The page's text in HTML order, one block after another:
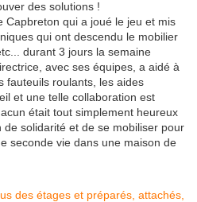
des solutions !
Capbreton qui a joué le jeu et mis
qui ont descendu le mobilier
durant 3 jours la semaine
avec ses équipes, a aidé à
fauteuils roulants, les aides
et une telle collaboration est
était tout simplement heureux
solidarité et de se mobiliser pour
seconde vie dans une maison de